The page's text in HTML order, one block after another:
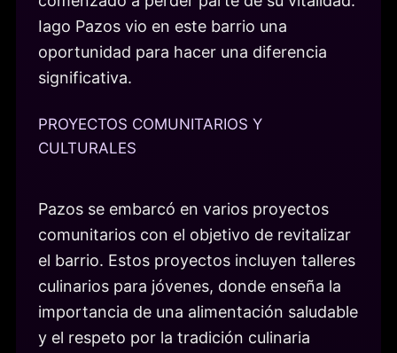
Iago Pazos vio en este barrio una
oportunidad para hacer una diferencia
significativa.
PROYECTOS COMUNITARIOS Y
CULTURALES
Pazos se embarcó en varios proyectos
comunitarios con el objetivo de revitalizar
el barrio. Estos proyectos incluyen talleres
culinarios para jóvenes, donde enseña la
importancia de una alimentación saludable
y el respeto por la tradición culinaria